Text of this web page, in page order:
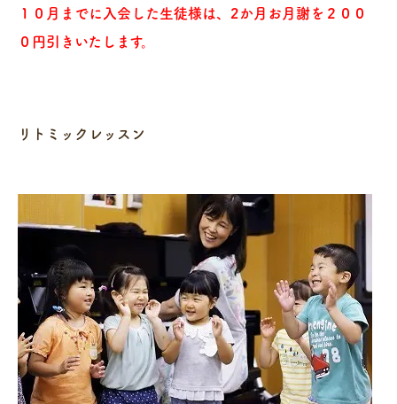
１０月までに入会した生徒様は、2か月お月謝を２００
０円引きいたします。
リトミックレッスン